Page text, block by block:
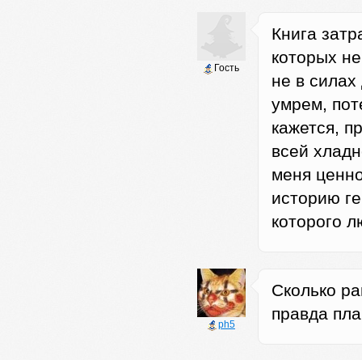
Гость
Книга
которых
не в
умрем,
кажется,
всей
меня
историю
которого
ph5
Сколько
правда